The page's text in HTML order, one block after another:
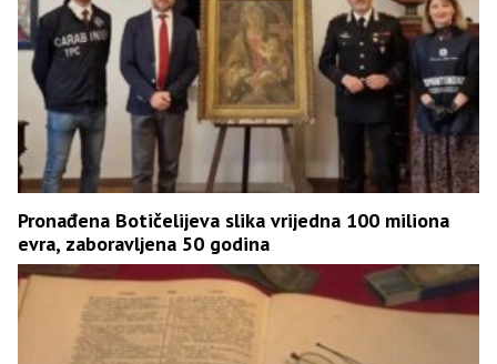
Pronađena Botičelijeva slika vrijedna 100 miliona
evra, zaboravljena 50 godina